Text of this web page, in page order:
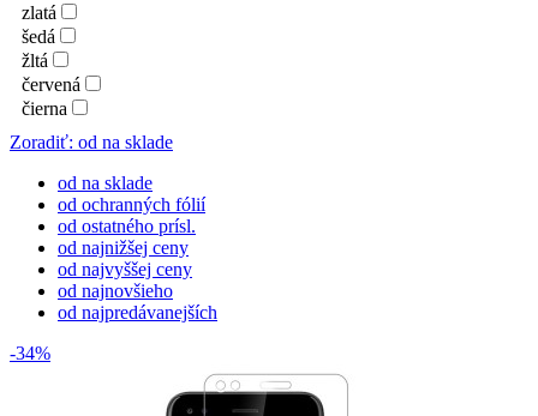
zlatá
šedá
žltá
červená
čierna
Zoradiť: od na sklade
od na sklade
od ochranných fólií
od ostatného prísl.
od najnižšej ceny
od najvyššej ceny
od najnovšieho
od najpredávanejších
-34%